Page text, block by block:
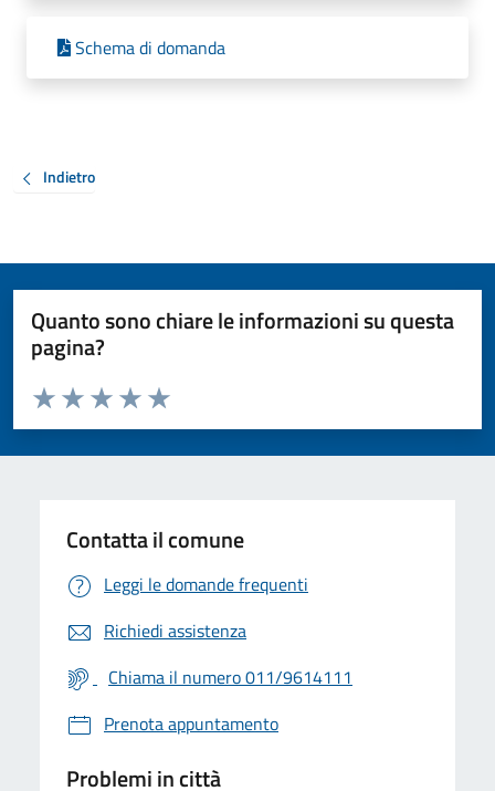
Schema di domanda
Indietro
Quanto sono chiare le informazioni su questa
pagina?
Valuta da 1 a 5 stelle la pagina
Valuta 5 stelle su 5
Valuta 4 stelle su 5
Valuta 3 stelle su 5
Valuta 2 stelle su 5
Valuta 1 stelle su 5
Contatta il comune
Leggi le domande frequenti
Richiedi assistenza
Chiama il numero 011/9614111
Prenota appuntamento
Problemi in città